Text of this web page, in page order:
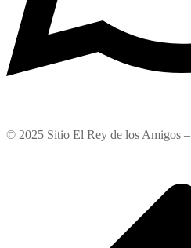
© 2025 Sitio El Rey de los Amigos